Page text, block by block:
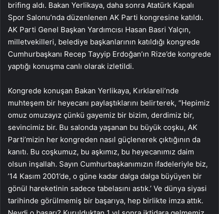
brifing aldı. Bakan Yerlikaya, daha sonra Atatürk Kapalı
Spor Salonu’nda düzenlenen AK Parti kongresine katıldı.
AK Parti Genel Başkan Yardımcısı Hasan Basri Yalçın,
milletvekilleri, belediye başkanlarının katıldığı kongrede
Cumhurbaşkanı Recep Tayyip Erdoğan’ın Rize’de kongrede
yaptığı konuşma canlı olarak izletildi.
Kongrede konuşan Bakan Yerlikaya, Kırklareli’nde
muhteşem bir heyecanı paylaştıklarını belirterek, “Hepimiz
omuz omuzayız çünkü gayemiz bir bizim, derdimiz bir,
sevincimiz bir. Bu salonda yaşanan bu büyük coşku, AK
Parti’mizin her kongreden nasıl güçlenerek çıktığının da
kanıtı. Bu coşkumuz, bu aşkımız, bu heyecanımız daim
olsun inşallah. Sayın Cumhurbaşkanımızın ifadeleriyle biz,
’14 Kasım 2001’de, o güne kadar dalga dalga büyüyen bir
gönül hareketinin sadece tabelasını astık.’ Ve dünya siyasi
tarihinde görülmemiş bir başarıya, hep birlikte imza attık.